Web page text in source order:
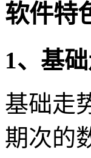
软件特
1、基
基础走
期次的